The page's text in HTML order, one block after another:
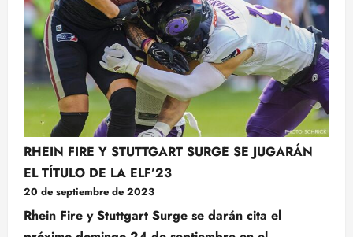
RHEIN FIRE Y STUTTGART SURGE SE JUGARÁN
EL TÍTULO DE LA ELF’23
20 de septiembre de 2023
Rhein Fire y Stuttgart Surge se darán cita el